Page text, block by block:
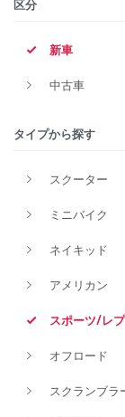
区分
新車
中古車
タイプから探す
スクーター
ミニバイク
ネイキッド
アメリカン
スポーツ/レ
オフロード
スクランブラ
価格